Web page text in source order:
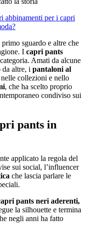
abbinamenti per i capri
sguardo e altre che
I capri pants
Amati da alcune
da altre, i pantaloni al
nelle collezioni e nello
, che ha scelto proprio
condiviso sui
pants in
applicato la regola del
sui social, l’influencer
che lascia parlare le
pants neri aderenti,
la silhouette e termina
negli anni ha fatto